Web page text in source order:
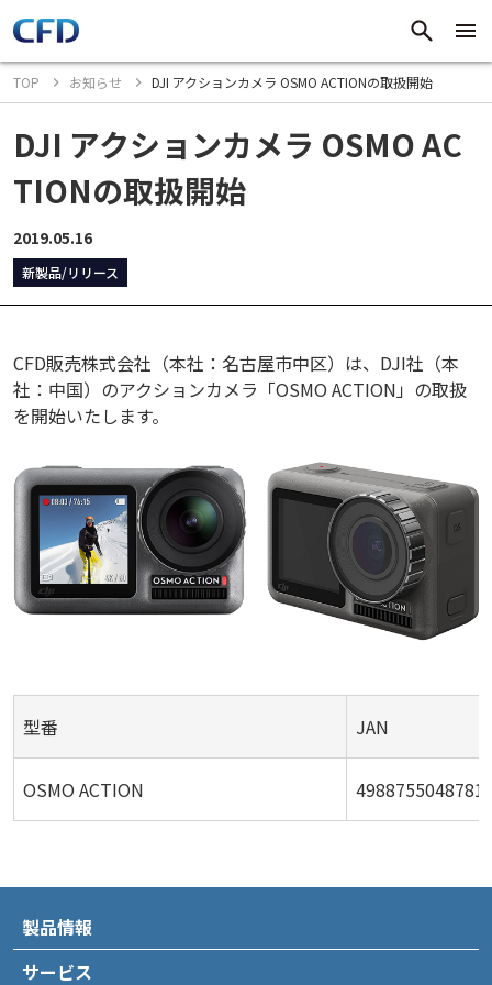
TOP お知らせ DJI アクションカメラ OSMO ACTIONの取扱開始
DJI アクションカメラ OSMO AC
TIONの取扱開始
2019.05.16
新製品/リリース
CFD販売株式会社（本社：名古屋市中区）は、DJI社（本
社：中国）のアクションカメラ「OSMO ACTION」の取扱
を開始いたします。
型番 JAN
OSMO ACTION 4988755048781
製品情報
サービス